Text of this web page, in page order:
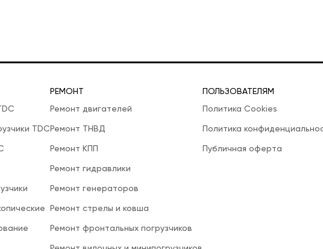
TDC
РЕМОНТ
Ремонт двигателей
Ремонт ТНВД
Ремонт КПП
Ремонт гидравлики
Ремонт генераторов
Ремонт стрелы и ковша
Ремонт фронтальных погрузчиков
ПОЛЬЗОВАТЕЛЯМ
Политика Cookies
Политика
Публичная оферта